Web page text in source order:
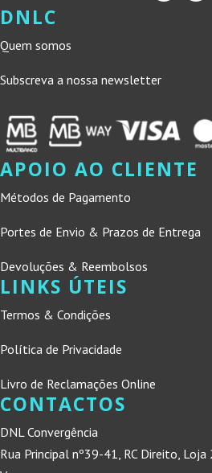
DNLC
Quem somos
Subscreva a nossa newsletter
APOIO AO CLIENTE
Métodos de Pagamento
Portes de Envio & Prazos de Entrega
Devoluções & Reembolsos
LINKS ÚTEIS
Termos & Condições
Política de Privacidade
Livro de Reclamações Online
CONTACTOS
DNL Convergência
Rua Principal nº39-41, RC Direito, Loja